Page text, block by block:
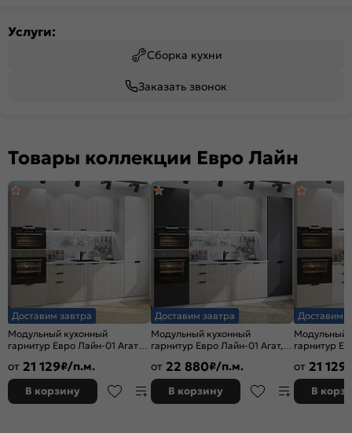
Услуги:
Сборка кухни
Заказать звонок
Товары коллекции Евро Лайн
Доставим завтра
Модульный кухонный
гарнитур Евро Лайн-01 Агат/
от 21 129₽/п.м.
В корзину
Доставим завтра
Модульный кухонный
гарнитур Евро Лайн-01 Агат,
2140x2800x600
от 22 880₽/п.м.
В корзину
Доставим
Модульный
гарнитур
от 21 129
В